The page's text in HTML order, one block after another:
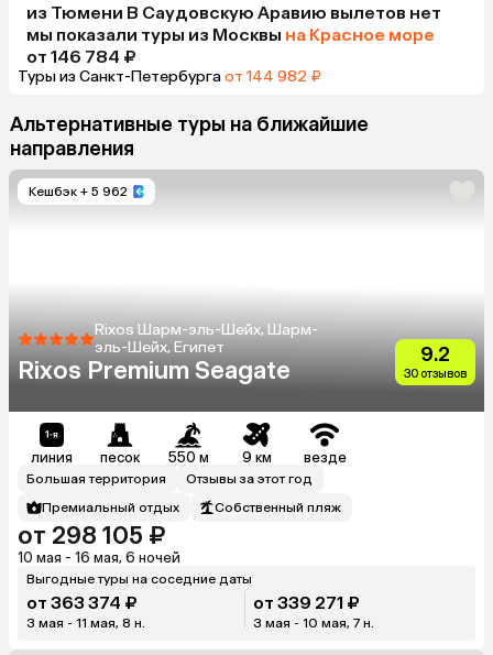
из Тюмени В Саудовскую Аравию вылетов нет
мы показали туры из Москвы на Красное море
от 146 784 ₽
Туры из Санкт-Петербургаот 144 982 ₽
Альтернативные туры на ближайшие
направления
Кешбэк + 5 962
Rixos Шарм-эль-Шейх, Шарм-
эль-Шейх, Египет
Rixos Premium Seagate
9.2
30 отзывов
линия песок 550 м 9 км везде
Большая территория
Отзывы за этот год
Премиальный отдых
Собственный пляж
от 298 105 ₽
10 мая - 16 мая, 6 ночей
Выгодные туры на соседние даты
от 363 374 ₽
3 мая - 11 мая, 8 н.
от 339 271 ₽
3 мая - 10 мая, 7 н.